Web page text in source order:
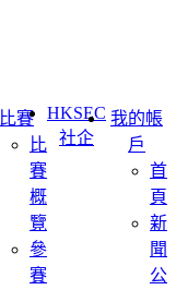
比賽
比
賽
概
覽
參
賽
HKSEC
社企
我的帳
戶
首
頁
新
聞
公